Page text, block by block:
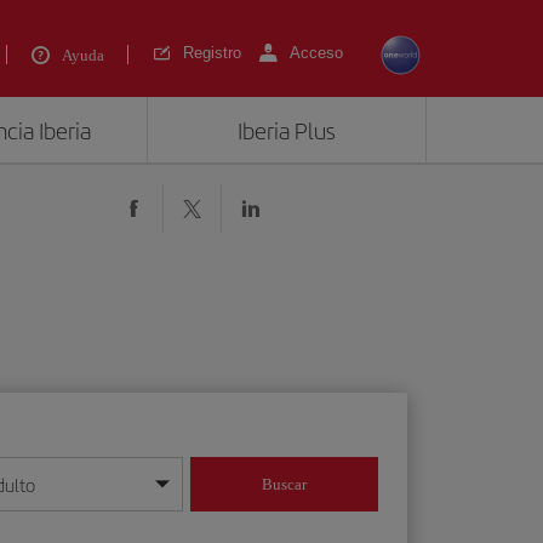
Ayuda Registro Acceso
Iberia Iberia Plus
mes/año
Buscar